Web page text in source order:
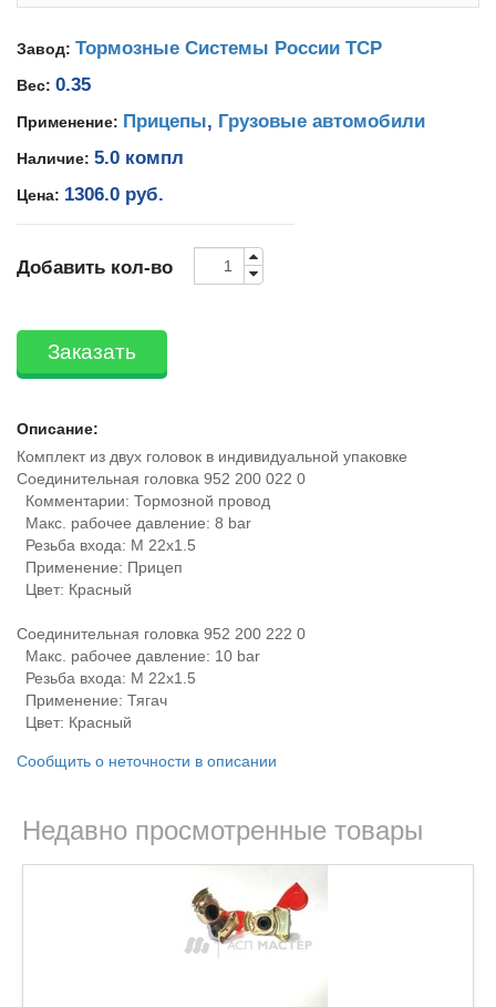
Завод: Тормозные Системы России ТСР
Вес: 0.35
Применение: Прицепы, Грузовые автомобили
Наличие: 5.0 компл
Цена: 1306.0 руб.
Добавить кол-во
Заказать
Описание:
Комплект из двух головок в индивидуальной упаковке
Соединительная головка 952 200 022 0
Комментарии: Тормозной провод
Макс. рабочее давление: 8 bar
Резьба входа: M 22x1.5
Применение: Прицеп
Цвет: Красный
Соединительная головка 952 200 222 0
Макс. рабочее давление: 10 bar
Резьба входа: M 22x1.5
Применение: Тягач
Цвет: Красный
Сообщить о неточности в описании
Недавно просмотренные товары